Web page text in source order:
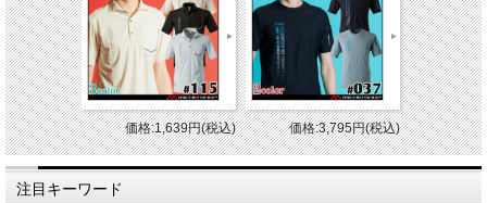
価格:1,639円(税込) 価格:3,795円(税込)
注目キーワード